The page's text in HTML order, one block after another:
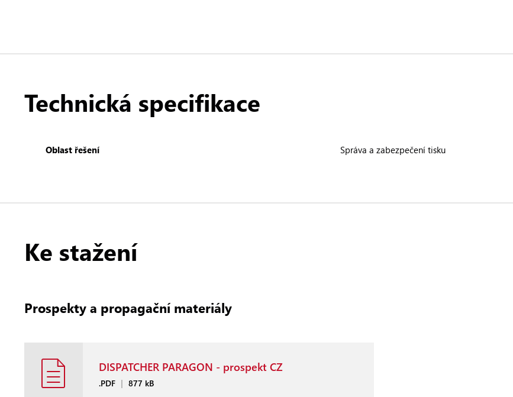
Technická specifikace
Oblast řešení Správa a zabezpečení tisku
Ke stažení
Prospekty a propagační materiály
DISPATCHER PARAGON - prospekt CZ
.PDF | 877 kB